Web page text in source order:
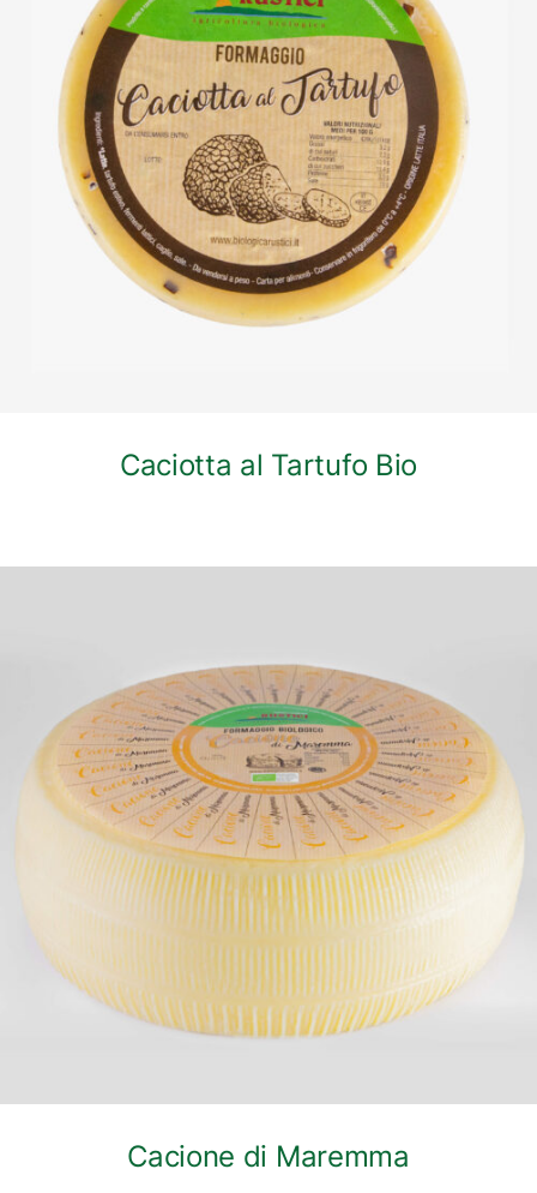
Caciotta al Tartufo Bio
DETTAGLI
Cacione di Maremma